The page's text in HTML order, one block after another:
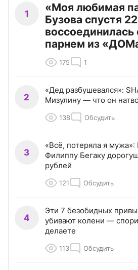
1
«Моя любимая
Бузова спустя
парнем из
175 1
2
«Дед разбушевался»:
Мизулину — что он
138 Обсудить
3
«Всё, потеряла я
Филиппу Бегаку
рублей
121 Обсудить
4
Эти 7 безобидных
убивают колени —
делаете
113 Обсудить